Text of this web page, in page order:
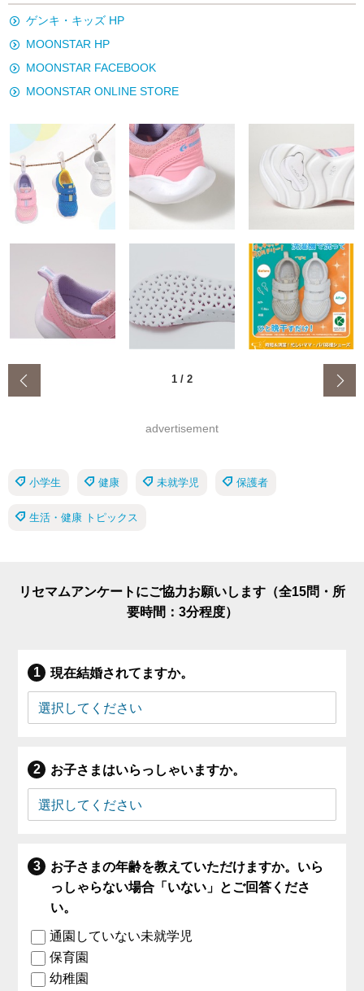
ゲンキ・キッズ HP
MOONSTAR HP
MOONSTAR FACEBOOK
MOONSTAR ONLINE STORE
1 / 2
advertisement
小学生 健康 未就学児 保護者
生活・健康 トピックス
リセマムアンケートにご協力お願いします（全15問・所
要時間：3分程度）
現在結婚されてますか。
お子さまはいらっしゃいますか。
お子さまの年齢を教えていただけますか。いら
っしゃらない場合「いない」とご回答くださ
い。
通園していない未就学児
保育園
幼稚園